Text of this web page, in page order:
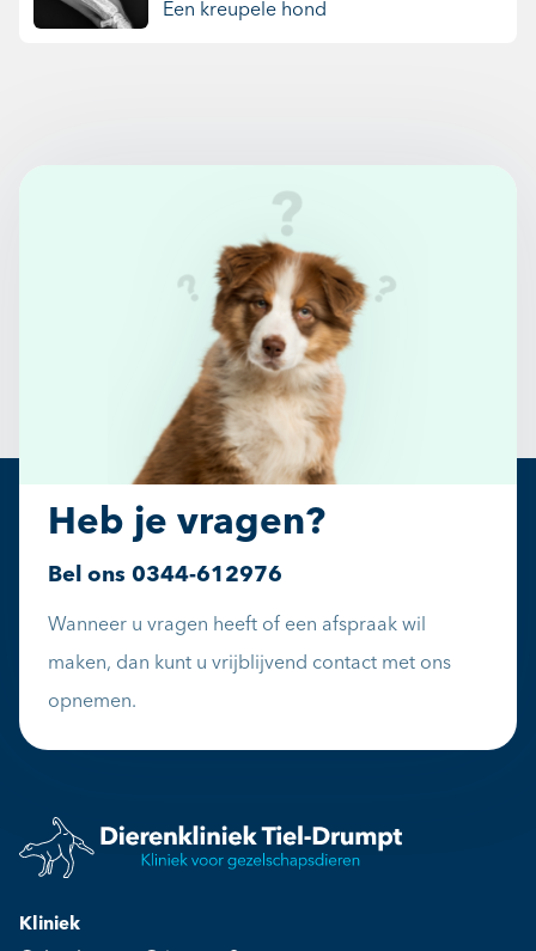
Een kreupele hond
Heb je vragen?
Bel ons 0344-612976
Wanneer u vragen heeft of een afspraak wil
maken, dan kunt u vrijblijvend contact met ons
opnemen.
Kliniek